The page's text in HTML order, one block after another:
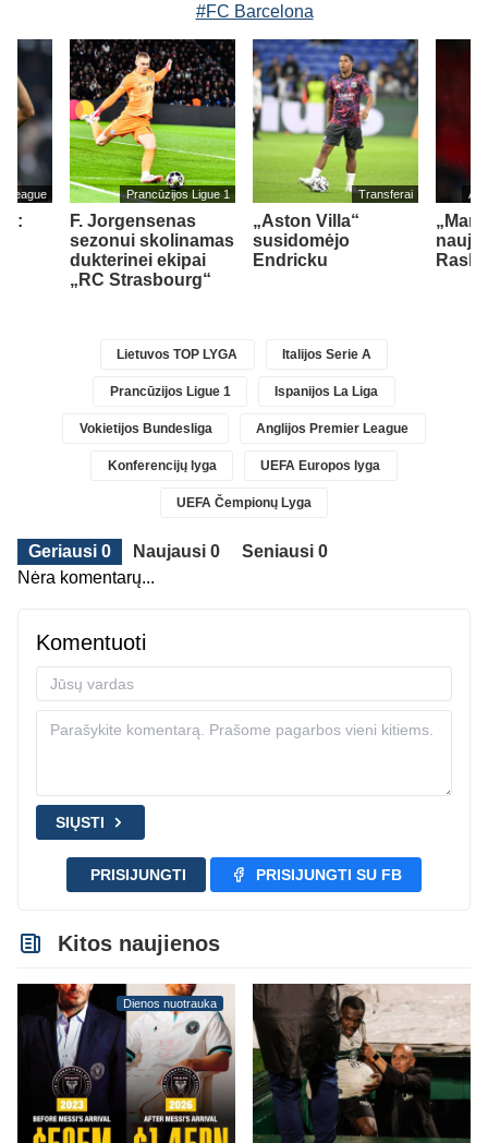
#FC Barcelona
League Prancūzijos Ligue 1
F. Jorgensenas
sezonui skolinamas
dukterinei ekipai
„RC Strasbourg“
Transferai
„Aston Villa“
susidomėjo
Endricku
„Man
naują
Lietuvos TOP LYGA Italijos Serie A
Prancūzijos Ligue 1 Ispanijos La Liga
Vokietijos Bundesliga Anglijos Premier League
Konferencijų lyga UEFA Europos lyga
UEFA Čempionų Lyga
Geriausi 0 Naujausi 0
Seniausi 0
Nėra komentarų...
Komentuoti
SIŲSTI
PRISIJUNGTI PRISIJUNGTI SU FB
Kitos naujienos
Dienos nuotrauka